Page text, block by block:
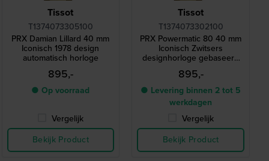
Tissot
T1374073305100
PRX Damian Lillard 40 mm
Iconisch 1978 design
automatisch horloge
895,-
● Op voorraad
Vergelijk
Bekijk Product
Tissot
T1374073302100
PRX Powermatic 80 40 mm
Iconisch Zwitsers
designhorloge gebaseerd
op een model uit 1978
895,-
● Levering binnen 2 tot 5
werkdagen
Vergelijk
Bekijk Product